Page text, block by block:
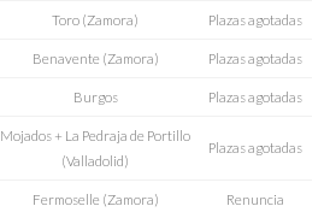
Toro (Zamora) Plazas agotadas
Benavente (Zamora) Plazas agotadas
Burgos Plazas agotadas
Mojados + La Pedraja de Portillo
(Valladolid)
Plazas agotadas
Fermoselle (Zamora) Renuncia